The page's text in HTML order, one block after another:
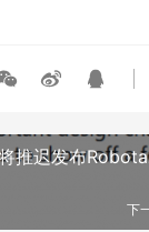
推迟发布
下